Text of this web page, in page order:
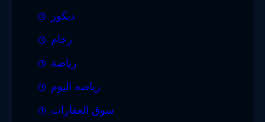
ديكور
رخام
رياضة
رياضه اليوم
سوق العقارات